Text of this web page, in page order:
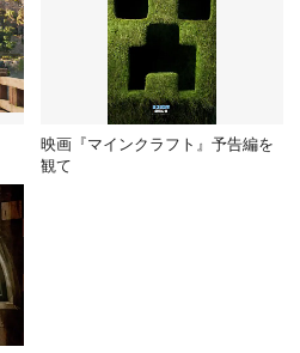
映画『マインクラフト』予告編を
観て